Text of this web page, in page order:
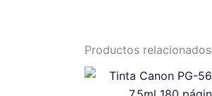
Productos relacionados